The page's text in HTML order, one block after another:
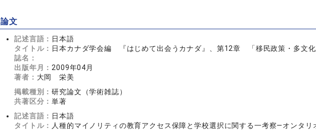
論文
記述言語： 日本語
タイトル： 日本カナダ学会編 『はじめて出会うカナダ』、第12章 「移民政策・多文化
誌名：
出版年月： 2009年04月
著者： 大岡 栄美
掲載種別：研究論文（学術雑誌）
共著区分：単著
記述言語： 日本語
タイトル： 人種的マイノリティの教育アクセス保障と学校選択に関する一考察―オンタ